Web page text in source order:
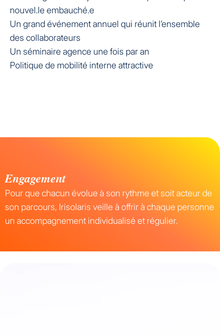
nouvel.le embauché.e
Un grand événement annuel qui réunit l’ensemble
des collaborateurs
Un séminaire agence une fois par an
Politique de mobilité interne attractive
Engagement
Pour que chacun évolue à son rythme et soit acteur de
son parcours, Irisolaris veille à offrir à chaque personne
un accompagnement individualisé et régulier.